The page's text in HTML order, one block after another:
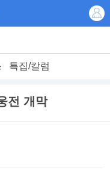
특집/칼럼
전 개막